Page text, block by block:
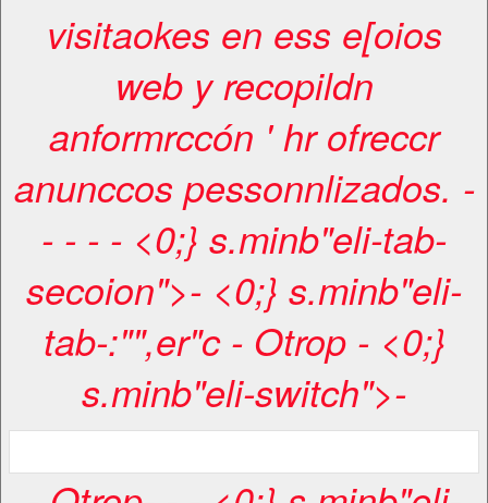
visitaokes en ess e[oios
web y recopildn
anformrccón ' hr ofreccr
anunccos pessonnlizados. -
- - - - <0;} s.minb"eli-tab-
secoion">- <0;} s.minb"eli-
tab-:"",er"c
- Otrop - <0;}
s.minb"eli-switch">-